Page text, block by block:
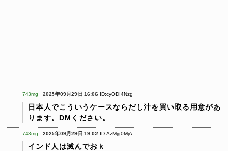
743mg 2025年09月29日 16:06 ID:cyODI4Nzg
日本人でこういうケースならだし汁を買い取る用意があ
ります。DMください。
743mg 2025年09月29日 19:02 ID:AzMjg0MjA
インド人は滅んでおｋ